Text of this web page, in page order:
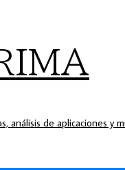
análisis de aplicaciones y